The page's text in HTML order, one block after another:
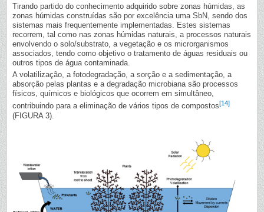
Tirando partido do conhecimento adquirido sobre zonas húmidas, as
zonas húmidas construídas são por excelência uma SbN, sendo dos
sistemas mais frequentemente implementadas. Estes sistemas
recorrem, tal como nas zonas húmidas naturais, a processos naturais
envolvendo o solo/substrato, a vegetação e os microrganismos
associados, tendo como objetivo o tratamento de águas residuais ou
outros tipos de água contaminada.
A volatilização, a fotodegradação, a sorção e a sedimentação, a
absorção pelas plantas e a degradação microbiana são processos
físicos, químicos e biológicos que ocorrem em simultâneo,
contribuindo para a eliminação de vários tipos de compostos[14]
(FIGURA 3).